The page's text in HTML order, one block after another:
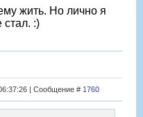
жить. Но лично я
стал. :)
| Сообщение # 1760